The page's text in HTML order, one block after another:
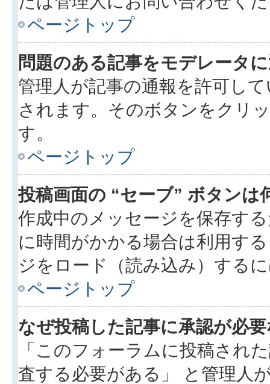
ページトップ
問題のある記事をモデレータ
管理人が記事の通報を許可し
されます。そのボタンをクリ
す。
ページトップ
投稿画面の “セーブ” ボタンは
作成中のメッセージを保存す
に時間がかかる場合は利用す
ジをロード（読み込み）する
ページトップ
なぜ投稿した記事に承認が必
「このフォーラムに投稿され
査する必要がある」 と管理人